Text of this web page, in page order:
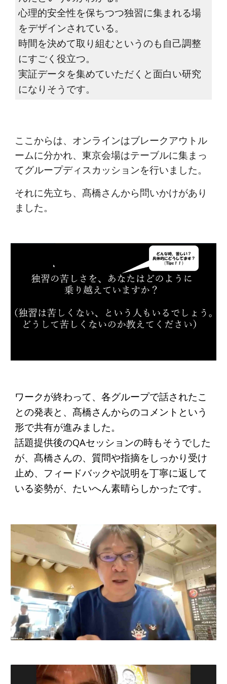
心理的安全性を保ちつつ独習に集まれる場
をデザインされている。
時間を決めて取り組むというのも自己調整
にすごく役立つ。
実証データを集めていただくと面白い研究
になりそうです。
ここからは、オンラインはブレークアウトル
ームに分かれ、東京会場はテーブルに集まっ
てグループディスカッションを行いました。
それに先立ち、髙橋さんから問いかけがあり
ました。
ワークが終わって、各グループで話されたこ
との発表と、髙橋さんからのコメントという
形で共有が進みました。
話題提供後のQAセッションの時もそうでした
が、髙橋さんの、質問や指摘をしっかり受け
止め、フィードバックや説明を丁寧に返して
いる姿勢が、たいへん素晴らしかったです。